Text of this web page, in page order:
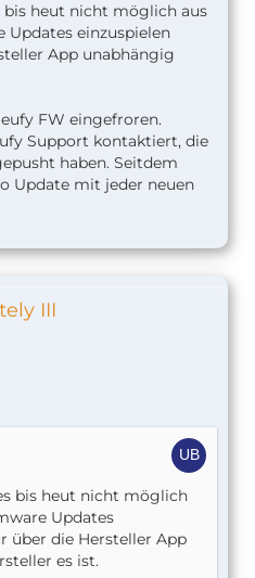
heut nicht möglich aus
Updates einzuspielen
App unabhängig
FW eingefroren.
Support kontaktiert, die
haben. Seitdem
Update mit jeder neuen
III
bis heut nicht möglich
Updates
über die Hersteller App
es ist.